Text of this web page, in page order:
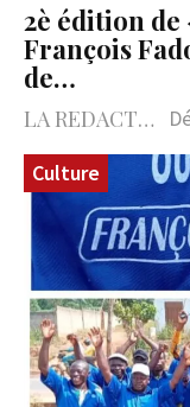
2è édition de
François
de…
LA REDACTION
Culture